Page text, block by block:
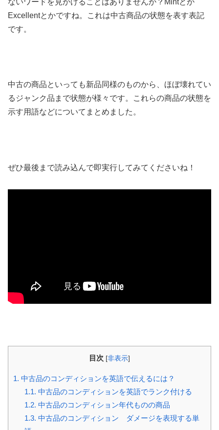
Excellentとかですね。これは中古商品の状態を表す表記
です。
中古の商品といっても新品同様のものから、ほぼ壊れてい
るジャンク品まで状態が様々です。これらの商品の状態を
示す用語などについてまとめました。
ぜひ最後まで読み込んで即実行してみてくださいね！
目次 [非表示]
1. 中古品のコンディションを英語で伝えるには？
1.1. 中古品のコンディションを英語でランク付ける
1.2. 中古品のコンディション年代ものの商品
1.3. 中古品のコンディション ダメージを表現する単